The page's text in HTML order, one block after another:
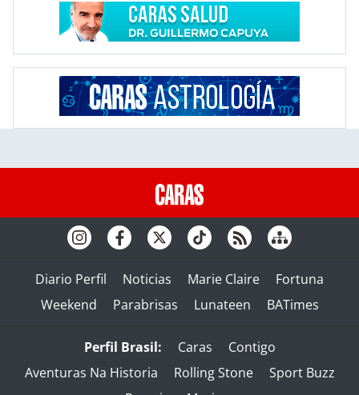
Diario Perfil Noticias Marie Claire
Fortuna
Weekend
Parabrisas Lunateen BATimes
Perfil Brasil: Caras
Contigo
Aventuras Na Historia
Rolling Stone
Sport Buzz